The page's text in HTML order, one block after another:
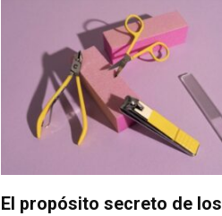
El propósito secreto de los